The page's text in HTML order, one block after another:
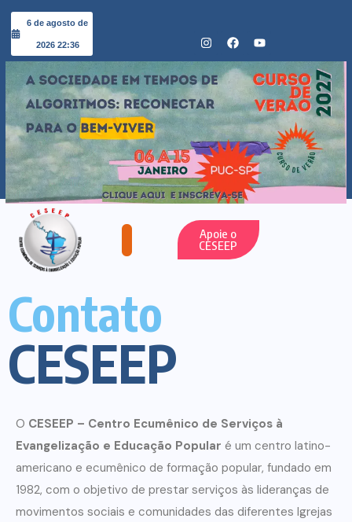
6 de agosto de
2026 22:36
Apoie o
CESEEP
Contato
CESEEP
O CESEEP – Centro Ecumênico de Serviços à
Evangelização e Educação Popular é um centro latino-
americano e ecumênico de formação popular, fundado em
1982, com o objetivo de prestar serviços às lideranças de
movimentos sociais e comunidades das diferentes Igrejas